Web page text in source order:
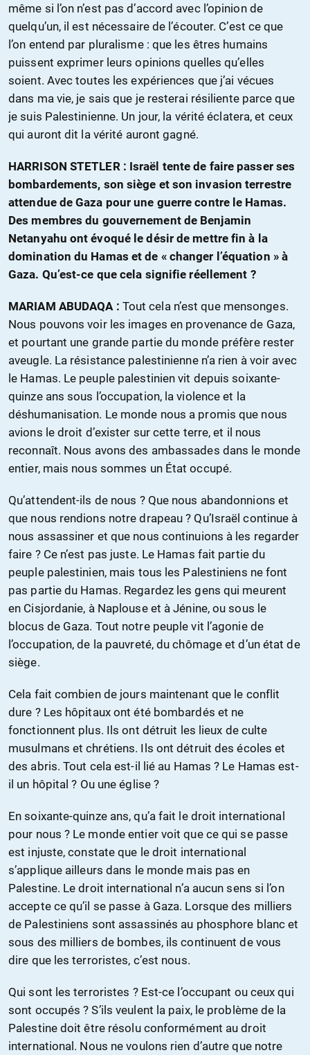
même si l’on n’est pas d’accord avec l’opinion de
quelqu’un, il est nécessaire de l’écouter. C’est ce que
l’on entend par pluralisme : que les êtres humains
puissent exprimer leurs opinions quelles qu’elles
soient. Avec toutes les expériences que j’ai vécues
dans ma vie, je sais que je resterai résiliente parce que
je suis Palestinienne. Un jour, la vérité éclatera, et ceux
qui auront dit la vérité auront gagné.
HARRISON STETLER : Israël tente de faire passer ses
bombardements, son siège et son invasion terrestre
attendue de Gaza pour une guerre contre le Hamas.
Des membres du gouvernement de Benjamin
Netanyahu ont évoqué le désir de mettre fin à la
domination du Hamas et de « changer l’équation » à
Gaza. Qu’est-ce que cela signifie réellement ?
MARIAM ABUDAQA : Tout cela n’est que mensonges.
Nous pouvons voir les images en provenance de Gaza,
et pourtant une grande partie du monde préfère rester
aveugle. La résistance palestinienne n’a rien à voir avec
le Hamas. Le peuple palestinien vit depuis soixante-
quinze ans sous l’occupation, la violence et la
déshumanisation. Le monde nous a promis que nous
avions le droit d’exister sur cette terre, et il nous
reconnaît. Nous avons des ambassades dans le monde
entier, mais nous sommes un État occupé.
Qu’attendent-ils de nous ? Que nous abandonnions et
que nous rendions notre drapeau ? Qu’Israël continue à
nous assassiner et que nous continuions à les regarder
faire ? Ce n’est pas juste. Le Hamas fait partie du
peuple palestinien, mais tous les Palestiniens ne font
pas partie du Hamas. Regardez les gens qui meurent
en Cisjordanie, à Naplouse et à Jénine, ou sous le
blocus de Gaza. Tout notre peuple vit l’agonie de
l’occupation, de la pauvreté, du chômage et d’un état de
siège.
Cela fait combien de jours maintenant que le conflit
dure ? Les hôpitaux ont été bombardés et ne
fonctionnent plus. Ils ont détruit les lieux de culte
musulmans et chrétiens. Ils ont détruit des écoles et
des abris. Tout cela est-il lié au Hamas ? Le Hamas est-
il un hôpital ? Ou une église ?
En soixante-quinze ans, qu’a fait le droit international
pour nous ? Le monde entier voit que ce qui se passe
est injuste, constate que le droit international
s’applique ailleurs dans le monde mais pas en
Palestine. Le droit international n’a aucun sens si l’on
accepte ce qu’il se passe à Gaza. Lorsque des milliers
de Palestiniens sont assassinés au phosphore blanc et
sous des milliers de bombes, ils continuent de vous
dire que les terroristes, c’est nous.
Qui sont les terroristes ? Est-ce l’occupant ou ceux qui
sont occupés ? S’ils veulent la paix, le problème de la
Palestine doit être résolu conformément au droit
international. Nous ne voulons rien d’autre que notre